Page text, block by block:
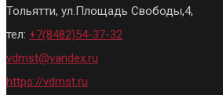
Тольятти, ул.Площадь Свободы,4,
тел: +7(8482)54-37-32
vdmst@yandex.ru
https://vdmst.ru